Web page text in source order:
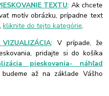
TEXTU: Ak chcete
motív obrázku, prípadne text
kliknite do tejto kategórie.
: V prípade, že
pridajte si do košíka
pieskovania- náhľad
až na základe Vášho